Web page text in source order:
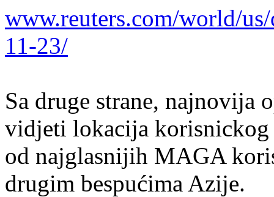
www.reuters.com/world/
11-23/
Sa druge strane, najnovija
vidjeti lokacija korisnickog
od najglasnijih MAGA
drugim bespućima Azije.